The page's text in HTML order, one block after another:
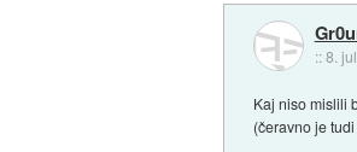
::8.
Kaj niso mislili
(čeravno je